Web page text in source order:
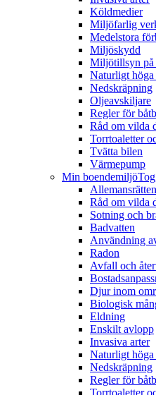
Köldmedier
Miljöfarlig
Medelstora
Miljöskydd
Miljötillsyn på
Naturligt höga
Nedskräpning
Oljeavskiljare
Regler för
Råd om vilda
Torrtoaletter
Tvätta bilen
Värmepump
Min boendemiljö
Allemansrätten
Råd om vilda
Sotning och
Badvatten
Användning
Radon
Avfall och
Djur inom
Biologisk
Eldning
Enskilt avlopp
Invasiva arter
Naturligt höga
Nedskräpning
Regler för
Torrtoaletter